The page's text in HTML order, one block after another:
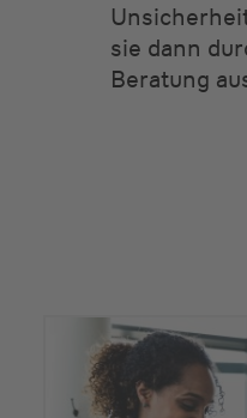
sie dann
Beratung